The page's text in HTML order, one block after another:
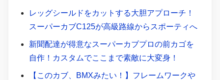
レッグシールドをカットする大胆アプローチ！
スーパーカブC125が高級路線からスポーティへ
新聞配達が得意なスーパーカブプロの前カゴを
自作！カスタムでここまで素敵に大変身！
【このカブ、BMXみたい！】フレームワークや